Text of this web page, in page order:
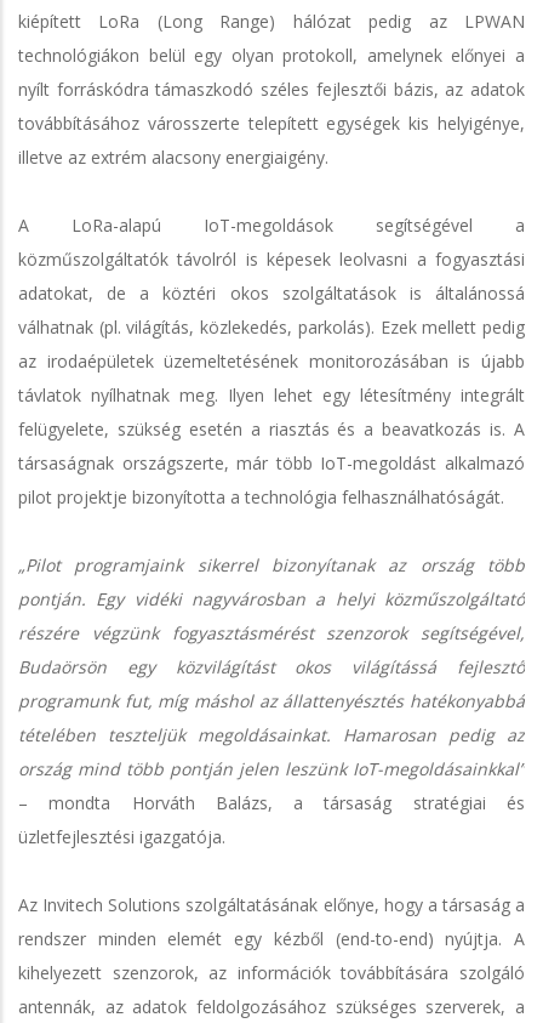
kiépített LoRa (Long Range) hálózat pedig az LPWAN
technológiákon belül egy olyan protokoll, amelynek előnyei a
nyílt forráskódra támaszkodó széles fejlesztői bázis, az adatok
továbbításához városszerte telepített egységek kis helyigénye,
illetve az extrém alacsony energiaigény.
A LoRa-alapú IoT-megoldások segítségével a
közműszolgáltatók távolról is képesek leolvasni a fogyasztási
adatokat, de a köztéri okos szolgáltatások is általánossá
válhatnak (pl. világítás, közlekedés, parkolás). Ezek mellett pedig
az irodaépületek üzemeltetésének monitorozásában is újabb
távlatok nyílhatnak meg. Ilyen lehet egy létesítmény integrált
felügyelete, szükség esetén a riasztás és a beavatkozás is. A
társaságnak országszerte, már több IoT-megoldást alkalmazó
pilot projektje bizonyította a technológia felhasználhatóságát.
„Pilot programjaink sikerrel bizonyítanak az ország több
pontján. Egy vidéki nagyvárosban a helyi közműszolgáltató
részére végzünk fogyasztásmérést szenzorok segítségével,
Budaörsön egy közvilágítást okos világítássá fejlesztő
programunk fut, míg máshol az állattenyésztés hatékonyabbá
tételében teszteljük megoldásainkat. Hamarosan pedig az
ország mind több pontján jelen leszünk IoT-megoldásainkkal”
– mondta Horváth Balázs, a társaság stratégiai és
üzletfejlesztési igazgatója.
Az Invitech Solutions szolgáltatásának előnye, hogy a társaság a
rendszer minden elemét egy kézből (end-to-end) nyújtja. A
kihelyezett szenzorok, az információk továbbítására szolgáló
antennák, az adatok feldolgozásához szükséges szerverek, a